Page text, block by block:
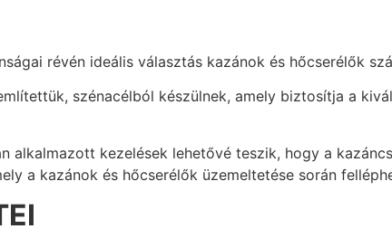
révén ideális választás kazánok és hőcserélők
szénacélból készülnek, amely biztosítja a
alkalmazott kezelések lehetővé teszik, hogy a
a kazánok és hőcserélők üzemeltetése során